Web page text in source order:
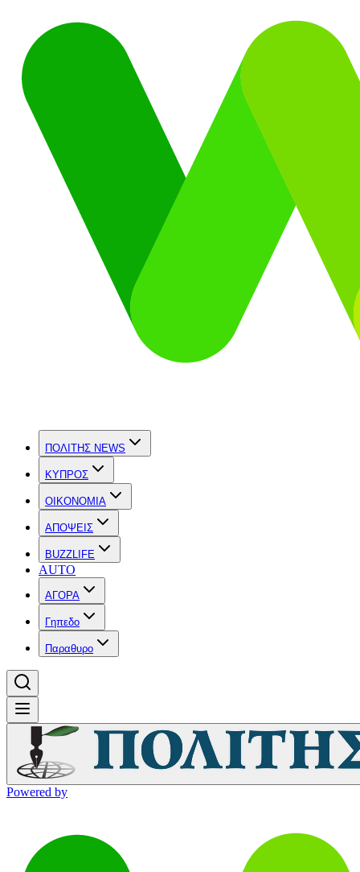
ΠΟΛΙΤΗΣ NEWS
ΚΥΠΡΟΣ
OIKONOMIA
ΑΠΟΨΕΙΣ
BUZZLIFE
AUTO
ΑΓΟΡΑ
Γηπεδο
Παραθυρο
Powered by